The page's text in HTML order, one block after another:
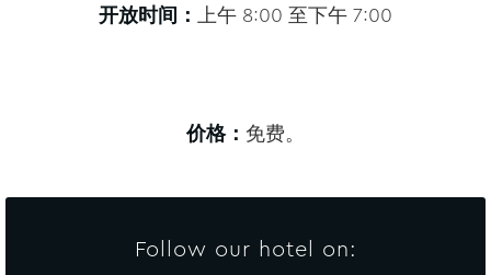
开放时间： 上午 8:00 至下午 7:00
价格： 免费。
Follow our hotel on: